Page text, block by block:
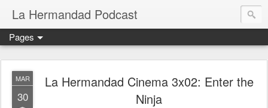
La Hermandad Podcast
Pages
MAR
30
La Hermandad Cinema 3x02: Enter the
Ninja